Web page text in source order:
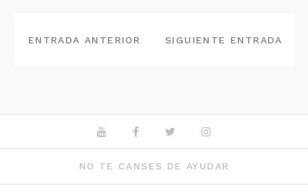
DEENTRADA ANTERIOR SIGUIENTE ENTRADA
YoutubeFacebookTwitter
NO TE CANSES DE AYUDAR